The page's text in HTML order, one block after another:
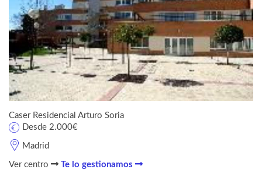
Caser Residencial Arturo Soria
Madrid
Desde 2.000€
Ver centro Te lo gestionamos